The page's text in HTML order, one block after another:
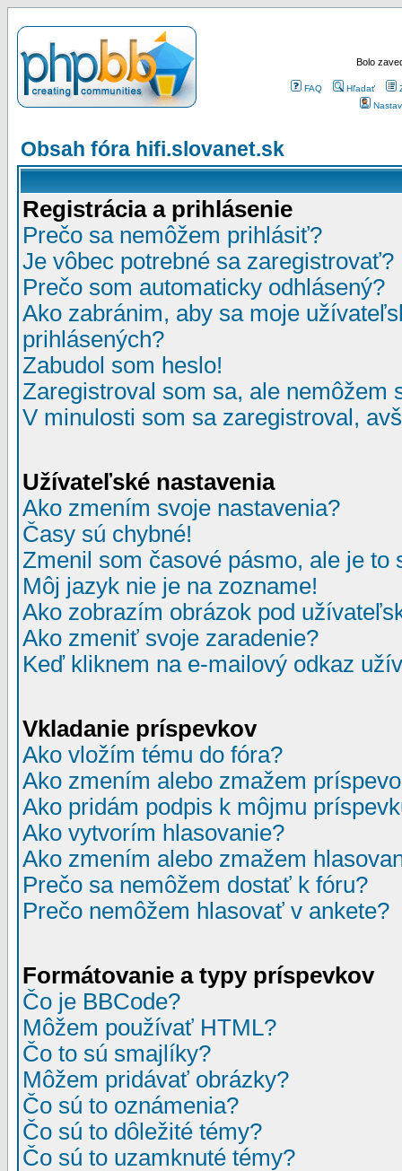
Bolo
FAQ Hľadať
Obsah fóra hifi.slovanet.sk
Registrácia a prihlásenie
Prečo sa nemôžem prihlásiť?
Je vôbec potrebné sa zaregistrovať?
Prečo som automaticky odhlásený?
Ako zabránim, aby sa moje
prihlásených?
Zabudol som heslo!
Zaregistroval som sa, ale nemôžem
V minulosti som sa zaregistroval,
Užívateľské nastavenia
Ako zmením svoje nastavenia?
Časy sú chybné!
Zmenil som časové pásmo, ale je to
Môj jazyk nie je na zozname!
Ako zobrazím obrázok pod
Ako zmeniť svoje zaradenie?
Keď kliknem na e-mailový odkaz
Vkladanie príspevkov
Ako vložím tému do fóra?
Ako zmením alebo zmažem
Ako pridám podpis k môjmu
Ako vytvorím hlasovanie?
Ako zmením alebo zmažem
Prečo sa nemôžem dostať k fóru?
Prečo nemôžem hlasovať v ankete?
Formátovanie a typy príspevkov
Čo je BBCode?
Môžem používať HTML?
Čo to sú smajlíky?
Môžem pridávať obrázky?
Čo sú to oznámenia?
Čo sú to dôležité témy?
Čo sú to uzamknuté témy?